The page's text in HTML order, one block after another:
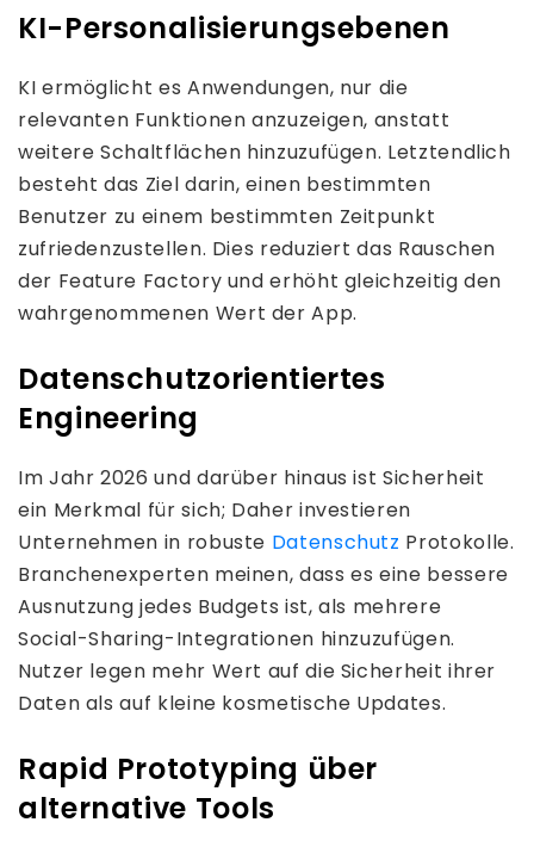
KI-Personalisierungsebenen
KI ermöglicht es Anwendungen, nur die
relevanten Funktionen anzuzeigen, anstatt
weitere Schaltflächen hinzuzufügen. Letztendlich
besteht das Ziel darin, einen bestimmten
Benutzer zu einem bestimmten Zeitpunkt
zufriedenzustellen. Dies reduziert das Rauschen
der Feature Factory und erhöht gleichzeitig den
wahrgenommenen Wert der App.
Datenschutzorientiertes
Engineering
Im Jahr 2026 und darüber hinaus ist Sicherheit
ein Merkmal für sich; Daher investieren
Unternehmen in robuste Datenschutz Protokolle.
Branchenexperten meinen, dass es eine bessere
Ausnutzung jedes Budgets ist, als mehrere
Social-Sharing-Integrationen hinzuzufügen.
Nutzer legen mehr Wert auf die Sicherheit ihrer
Daten als auf kleine kosmetische Updates.
Rapid Prototyping über
alternative Tools